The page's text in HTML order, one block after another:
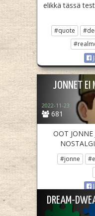
elikkä tässä
#quote
JONNET EI
681
2022-11-23
OOT
#jonne
DREAM-